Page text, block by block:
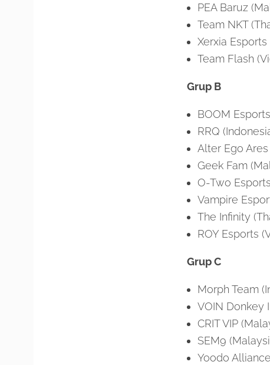
PEA Baruz
Team NKT
Xerxia Esports
Team Flash
Grup B
BOOM
RRQ
Alter Ego
Geek Fam
O-Two
Vampire
The Infinity
ROY Esports
Grup C
Morph Team
VOIN Donkey
CRIT VIP
SEM9
Yoodo